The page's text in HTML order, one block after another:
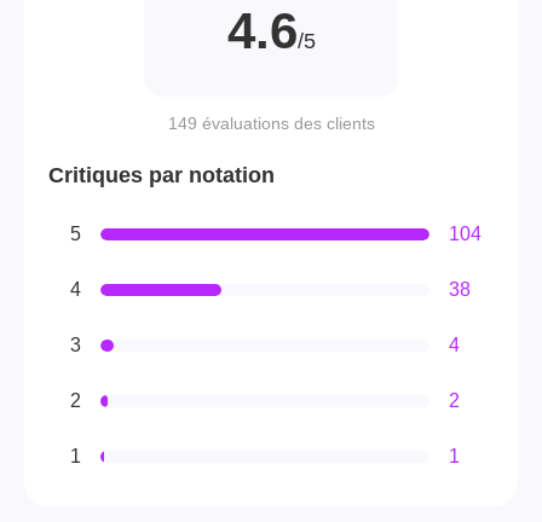
4.6/5
149 évaluations des clients
Critiques par notation
5 104
4 38
3 4
2 2
1 1